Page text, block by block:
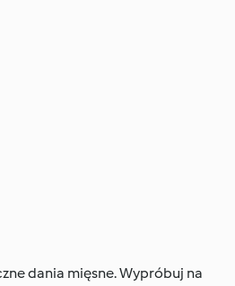
dania mięsne. Wypróbuj na